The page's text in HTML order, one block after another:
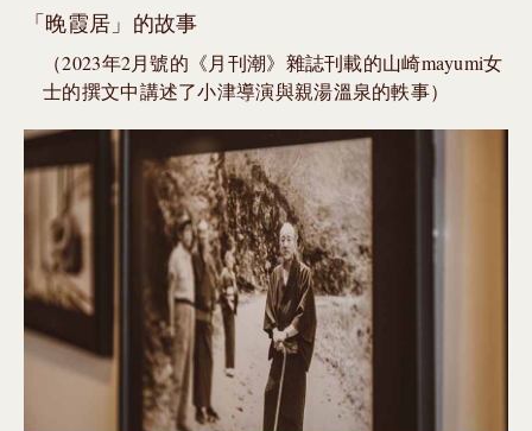
「晚霞居」的故事
（2023年2月號的《月刊潮》雜誌刊載的山崎mayumi女
士的撰文中講述了小津導演與親湯溫泉的軼事）